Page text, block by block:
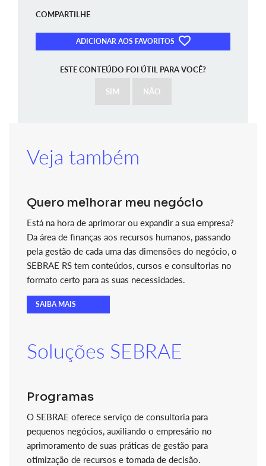
COMPARTILHE
ADICIONAR AOS FAVORITOS
ESTE CONTEÚDO FOI ÚTIL PARA VOCÊ?
SIM NÃO
Veja também
Quero melhorar meu negócio
Está na hora de aprimorar ou expandir a sua empresa?
Da área de finanças aos recursos humanos, passando
pela gestão de cada uma das dimensões do negócio, o
SEBRAE RS tem conteúdos, cursos e consultorias no
formato certo para as suas necessidades.
SAIBA MAIS
Soluções SEBRAE
Programas
O SEBRAE oferece serviço de consultoria para
pequenos negócios, auxiliando o empresário no
aprimoramento de suas práticas de gestão para
otimização de recursos e tomada de decisão.